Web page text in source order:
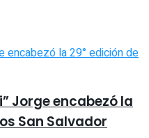
Jorge encabezó la
San Salvador